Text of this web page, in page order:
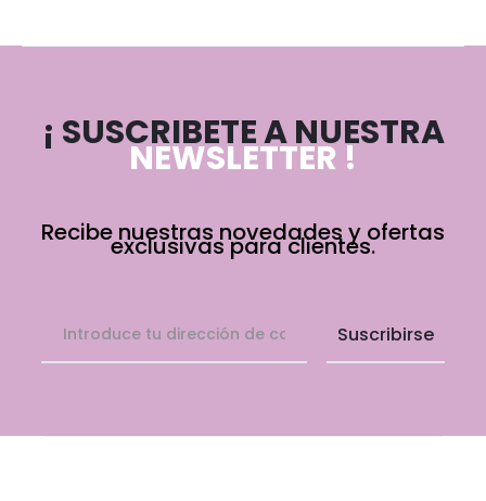
¡ SUSCRIBETE A NUESTRA
NEWSLETTER !
Recibe nuestras novedades y ofertas
exclusivas para clientes.